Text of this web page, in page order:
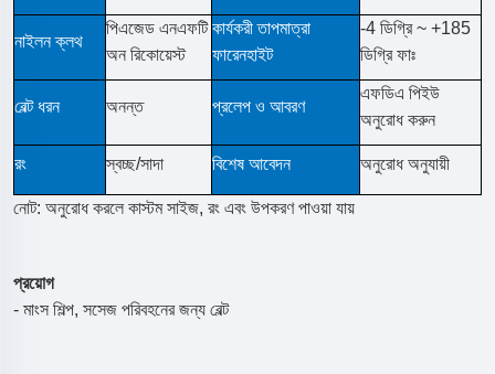
নাইলন ক্লথ
পিএজেড এনএফটি
অন রিকোয়েস্ট
কার্যকরী তাপমাত্রা
ফারেনহাইট
-4 ডিগ্রি ~ +185
ডিগ্রি ফাঃ
বেল্ট ধরন অনন্ত প্রলেপ ও আবরণ
এফডিএ পিইউ
অনুরোধ করুন
রং স্বচ্ছ/সাদা বিশেষ আবেদন অনুরোধ অনুযায়ী
নোট: অনুরোধ করলে কাস্টম সাইজ, রং এবং উপকরণ পাওয়া যায়
প্রয়োগ
- মাংস শিল্প, সসেজ পরিবহনের জন্য বেল্ট